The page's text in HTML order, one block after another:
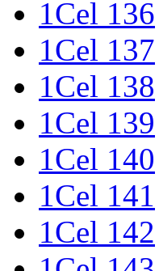
1Cel 136
1Cel 137
1Cel 138
1Cel 139
1Cel 140
1Cel 141
1Cel 142